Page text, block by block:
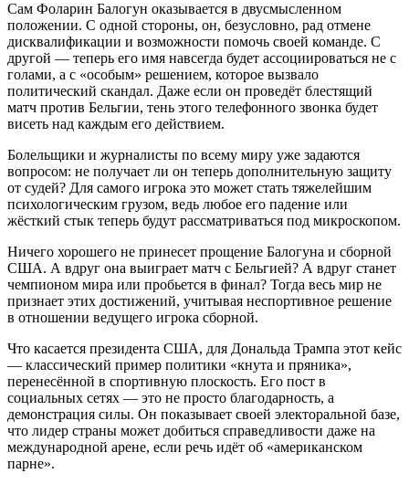
Сам Фоларин Балогун оказывается в двусмысленном
положении. С одной стороны, он, безусловно, рад отмене
дисквалификации и возможности помочь своей команде. С
другой — теперь его имя навсегда будет ассоциироваться не с
голами, а с «особым» решением, которое вызвало
политический скандал. Даже если он проведёт блестящий
матч против Бельгии, тень этого телефонного звонка будет
висеть над каждым его действием.
Болельщики и журналисты по всему миру уже задаются
вопросом: не получает ли он теперь дополнительную защиту
от судей? Для самого игрока это может стать тяжелейшим
психологическим грузом, ведь любое его падение или
жёсткий стык теперь будут рассматриваться под микроскопом.
Ничего хорошего не принесет прощение Балогуна и сборной
США. А вдруг она выиграет матч с Бельгией? А вдруг станет
чемпионом мира или пробьется в финал? Тогда весь мир не
признает этих достижений, учитывая неспортивное решение
в отношении ведущего игрока сборной.
Что касается президента США, для Дональда Трампа этот кейс
— классический пример политики «кнута и пряника»,
перенесённой в спортивную плоскость. Его пост в
социальных сетях — это не просто благодарность, а
демонстрация силы. Он показывает своей электоральной базе,
что лидер страны может добиться справедливости даже на
международной арене, если речь идёт об «американском
парне».